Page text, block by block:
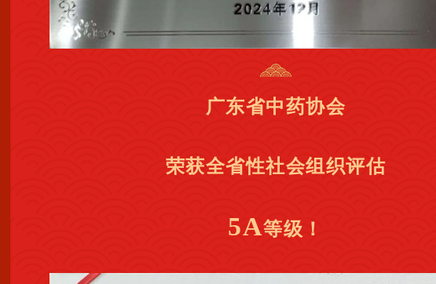
广东省中药协会
荣获全省性社会组织评估
5A等级！